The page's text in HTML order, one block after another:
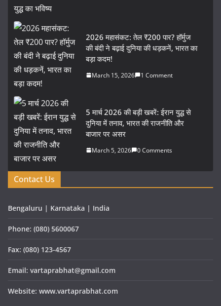
2026 महासंकट: तेल ₹200 पार? हॉर्मुज
की बंदी ने बढ़ाई दुनिया की धड़कनें, भारत का
बड़ा कदम!
March 15, 2026 1 Comment
5 मार्च 2026 की बड़ी खबरें: ईरान युद्ध से
दुनिया में तनाव, भारत की राजनीति और
बाजार पर असर
March 5, 2026 0 Comments
Contact Us
Bengaluru | Karnataka | India
Phone: (080) 5600067
Fax: (080) 123-4567
Email: vartaprabhat@gmail.com
Website: www.vartaprabhat.com